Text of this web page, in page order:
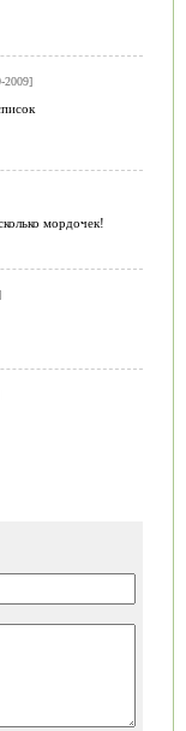
2009]
мордочек!